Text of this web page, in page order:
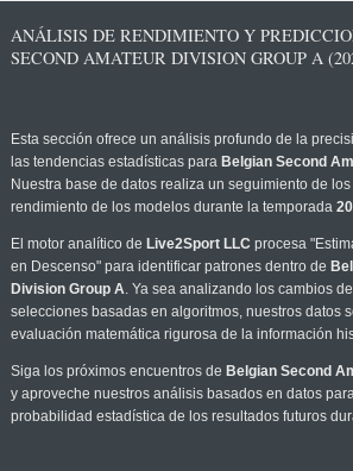
ANÁLISIS DE RENDIMIENTO Y
SECOND AMATEUR DIVISION GROUP A
Esta sección ofrece un análisis profundo de la
las tendencias estadísticas para Belgian Second
Nuestra base de datos realiza un seguimiento de los
rendimiento de los modelos durante la temporada
El motor analítico de Live2Sport LLC procesa
en Descenso" para identificar patrones dentro de
Division Group A. Ya sea analizando los cambios
selecciones basadas en algoritmos, nuestros datos
evaluación matemática rigurosa de la información
Siga los próximos encuentros de Belgian Second
y aproveche nuestros análisis basados en datos
probabilidad estadística de los resultados futuros